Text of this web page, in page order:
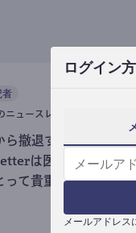
ログイン
メールアドレス
者
ニュースレター
撤退するメ
は医療記事
って貴重な存